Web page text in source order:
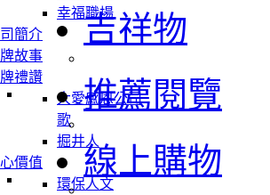
幸福職場
簡介
故事
禮讚
大愛感恩公司
歌
掘井人
價值
環保人文
吉祥物
推薦閱覽
線上購物